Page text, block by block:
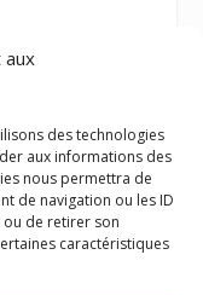
aux
des technologies
aux informations des
nous permettra de
de navigation ou les ID
ou de retirer son
caractéristiques